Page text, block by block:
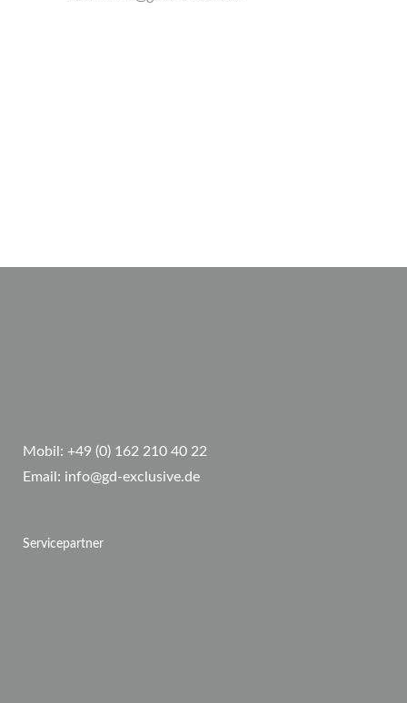
Mobil: +49 (0) 162 210 40 22
Email: info@gd-exclusive.de
Servicepartner